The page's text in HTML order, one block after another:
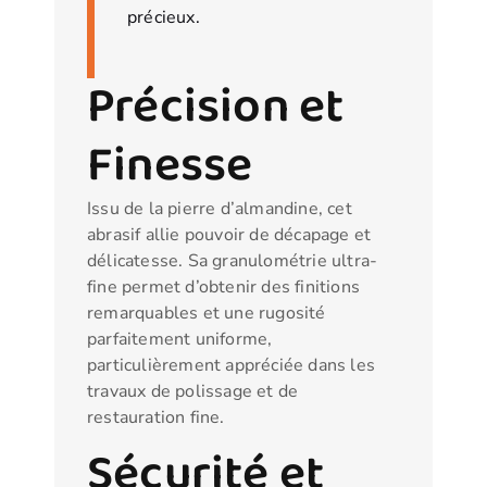
précieux.
Précision et
Finesse
Issu de la pierre d’almandine, cet
abrasif allie pouvoir de décapage et
délicatesse. Sa granulométrie ultra-
fine permet d’obtenir des finitions
remarquables et une rugosité
parfaitement uniforme,
particulièrement appréciée dans les
travaux de polissage et de
restauration fine.